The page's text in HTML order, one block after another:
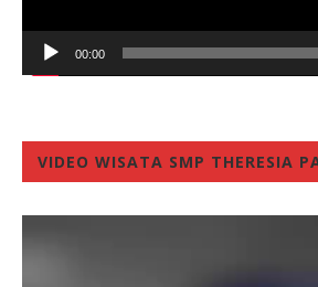
00:00
VIDEO WISATA SMP THERESIA